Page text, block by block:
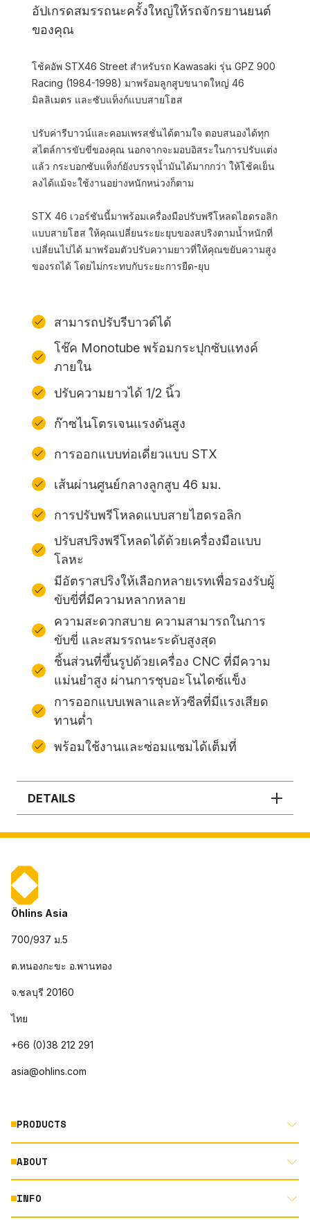
อัปเกรดสมรรถนะครั้งใหญ่ให้รถจักรยานยนต์
ของคุณ
โช้คอัพ STX46 Street สำหรับรถ Kawasaki รุ่น GPZ 900
Racing (1984-1998) มาพร้อมลูกสูบขนาดใหญ่ 46
มิลลิเมตร และซับแท็งก์แบบสายโฮส
ปรับค่ารีบาวน์และคอมเพรสชั่นได้ตามใจ ตอบสนองได้ทุก
สไตล์การขับขี่ของคุณ นอกจากจะมอบอิสระในการปรับแต่ง
แล้ว กระบอกซับแท็งก์ยังบรรจุน้ำมันได้มากกว่า ให้โช้คเย็น
ลงได้แม้จะใช้งานอย่างหนักหน่วงก็ตาม
STX 46 เวอร์ชันนี้มาพร้อมเครื่องมือปรับพรีโหลดไฮดรอลิก
แบบสายโฮส ให้คุณเปลี่ยนระยะยุบของสปริงตามน้ำหนักที่
เปลี่ยนไปได้ มาพร้อมตัวปรับความยาวที่ให้คุณขยับความสูง
ของรถได้ โดยไม่กระทบกับระยะการยืด-ยุบ
สามารถปรับรีบาวด์ได้
โช๊ค Monotube พร้อมกระปุกซับแทงค์
ภายใน
ปรับความยาวได้ 1/2 นิ้ว
ก๊าซไนโตรเจนแรงดันสูง
การออกแบบท่อเดี่ยวแบบ STX
เส้นผ่านศูนย์กลางลูกสูบ 46 มม.
การปรับพรีโหลดแบบสายไฮดรอลิก
ปรับสปริงพรีโหลดได้ด้วยเครื่องมือแบบ
โลหะ
มีอัตราสปริงให้เลือกหลายเรทเพื่อรองรับผู้
ขับขี่ที่มีความหลากหลาย
ความสะดวกสบาย ความสามารถในการ
ขับขี่ และสมรรถนะระดับสูงสุด
ชิ้นส่วนที่ขึ้นรูปด้วยเครื่อง CNC ที่มีความ
แม่นยำสูง ผ่านการชุบอะโนไดซ์แข็ง
การออกแบบเพลาและหัวซีลที่มีแรงเสียด
ทานต่ำ
พร้อมใช้งานและซ่อมแซมได้เต็มที่
DETAILS
Öhlins Asia
700/937 ม.5
ต.หนองกะขะ อ.พานทอง
จ.ชลบุรี 20160
ไทย
+66 (0)38 212 291
asia@ohlins.com
PRODUCTS
MOTORCYCLE
AUTOMOTIVE
ABOUT
ABOUT US
INFO